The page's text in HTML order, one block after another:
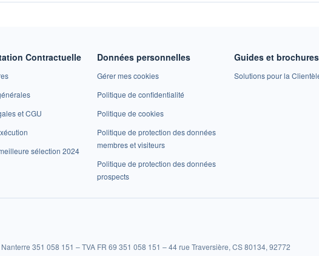
Contractuelle
et CGU
sélection 2024
Données personnelles
Gérer mes cookies
Politique de confidentialité
Politique de cookies
Politique de protection des données
membres et visiteurs
Politique de protection des données
prospects
Guides et brochures
Solutions pour la
351 058 151 – TVA FR 69 351 058 151 – 44 rue Traversière, CS 80134, 92772